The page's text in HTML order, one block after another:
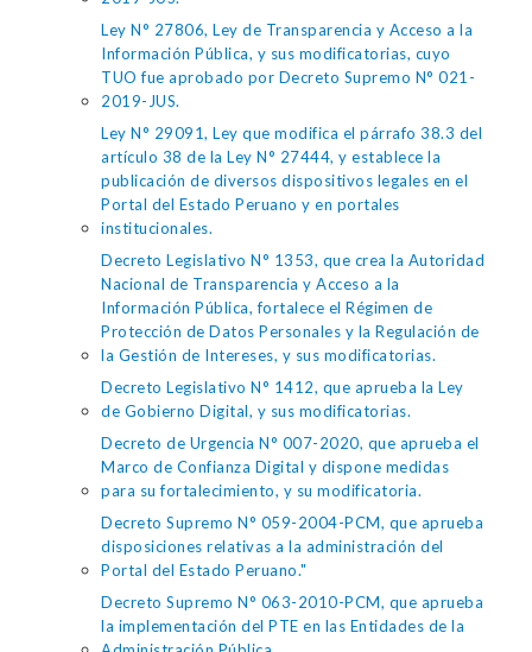
Ley N° 27806, Ley de Transparencia y Acceso a la
Información Pública, y sus modificatorias, cuyo
TUO fue aprobado por Decreto Supremo N° 021-
2019-JUS.
Ley N° 29091, Ley que modifica el párrafo 38.3 del
artículo 38 de la Ley N° 27444, y establece la
publicación de diversos dispositivos legales en el
Portal del Estado Peruano y en portales
institucionales.
Decreto Legislativo N° 1353, que crea la Autoridad
Nacional de Transparencia y Acceso a la
Información Pública, fortalece el Régimen de
Protección de Datos Personales y la Regulación de
la Gestión de Intereses, y sus modificatorias.
Decreto Legislativo N° 1412, que aprueba la Ley
de Gobierno Digital, y sus modificatorias.
Decreto de Urgencia N° 007-2020, que aprueba el
Marco de Confianza Digital y dispone medidas
para su fortalecimiento, y su modificatoria.
Decreto Supremo N° 059-2004-PCM, que aprueba
disposiciones relativas a la administración del
Portal del Estado Peruano."
Decreto Supremo N° 063-2010-PCM, que aprueba
la implementación del PTE en las Entidades de la